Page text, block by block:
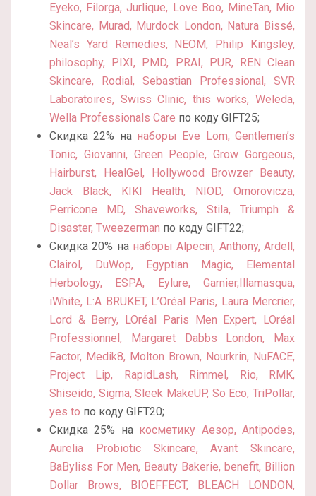
Eyeko, Filorga, Jurlique, Love Boo, MineTan, Mio
Skincare, Murad, Murdock London, Natura Bissé,
Neal’s Yard Remedies, NEOM, Philip Kingsley,
philosophy, PIXI, PMD, PRAI, PUR, REN Clean
Skincare, Rodial, Sebastian Professional, SVR
Laboratoires, Swiss Clinic, this works, Weleda,
Wella Professionals Care по коду GIFT25;
Скидка 22% на наборы Eve Lom, Gentlemen’s
Tonic, Giovanni, Green People, Grow Gorgeous,
Hairburst, HealGel, Hollywood Browzer Beauty,
Jack Black, KIKI Health, NIOD, Omorovicza,
Perricone MD, Shaveworks, Stila, Triumph &
Disaster, Tweezerman по коду GIFT22;
Скидка 20% на наборы Alpecin, Anthony, Ardell,
Clairol, DuWop, Egyptian Magic, Elemental
Herbology, ESPA, Eylure, Garnier,Illamasqua,
iWhite, L:A BRUKET, L’Oréal Paris, Laura Mercrier,
Lord & Berry, LOréal Paris Men Expert, LOréal
Professionnel, Margaret Dabbs London, Max
Factor, Medik8, Molton Brown, Nourkrin, NuFACE,
Project Lip, RapidLash, Rimmel, Rio, RMK,
Shiseido, Sigma, Sleek MakeUP, So Eco, TriPollar,
yes to по коду GIFT20;
Скидка 25% на косметику Aesop,Antipodes,
Aurelia Probiotic Skincare, Avant Skincare,
BaByliss For Men, Beauty Bakerie, benefit, Billion
Dollar Brows, BIOEFFECT, BLEACH LONDON,